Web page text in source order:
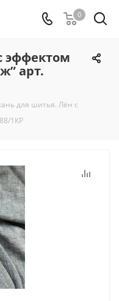
0
эффектом
арт.
для шитья. Лён с
1КР